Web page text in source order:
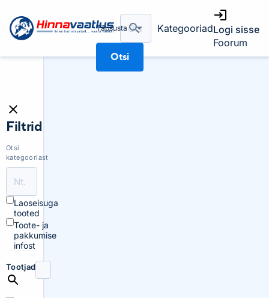
Täpsusta
Otsi
KategooriadLogi sisse
Foorum
Filtrid
Otsi
kategooriast
Laoseisuga
tooted
Toote- ja
pakkumise
infost
Tootjad